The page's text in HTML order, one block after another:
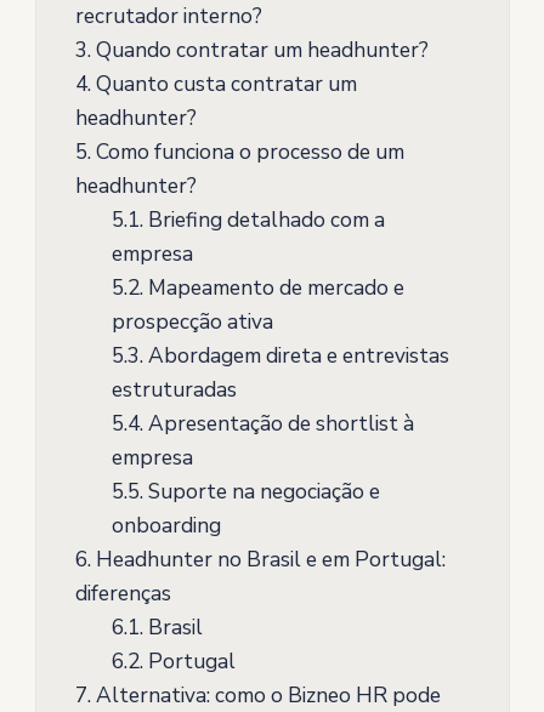
recrutador interno?
3.Quando contratar um headhunter?
4.Quanto custa contratar um
headhunter?
5.Como funciona o processo de um
headhunter?
5.1.Briefing detalhado com a
empresa
5.2.Mapeamento de mercado e
prospecção ativa
5.3.Abordagem direta e entrevistas
estruturadas
5.4.Apresentação de shortlist à
empresa
5.5.Suporte na negociação e
onboarding
6.Headhunter no Brasil e em Portugal:
diferenças
6.1.Brasil
6.2.Portugal
7.Alternativa: como o Bizneo HR pode